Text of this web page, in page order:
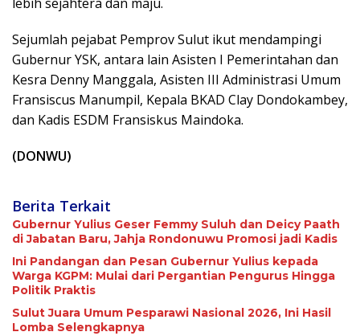
lebih sejahtera dan maju.
Sejumlah pejabat Pemprov Sulut ikut mendampingi
Gubernur YSK, antara lain Asisten I Pemerintahan dan
Kesra Denny Manggala, Asisten III Administrasi Umum
Fransiscus Manumpil, Kepala BKAD Clay Dondokambey,
dan Kadis ESDM Fransiskus Maindoka.
(DONWU)
Berita Terkait
Gubernur Yulius Geser Femmy Suluh dan Deicy Paath
di Jabatan Baru, Jahja Rondonuwu Promosi jadi Kadis
Ini Pandangan dan Pesan Gubernur Yulius kepada
Warga KGPM: Mulai dari Pergantian Pengurus Hingga
Politik Praktis
Sulut Juara Umum Pesparawi Nasional 2026, Ini Hasil
Lomba Selengkapnya